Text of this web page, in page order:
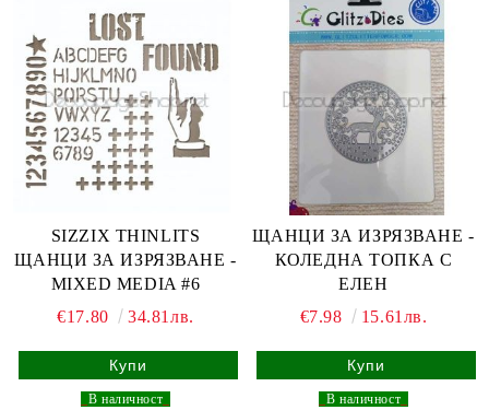
SIZZIX THINLITS
ЩАНЦИ ЗА ИЗРЯЗВАНЕ -
MIXED MEDIA #6
€17.80
34.81лв.
В наличност
ЩАНЦИ ЗА ИЗРЯЗВАНЕ -
КОЛЕДНА ТОПКА С
ЕЛЕН
€7.98
15.61лв.
В наличност